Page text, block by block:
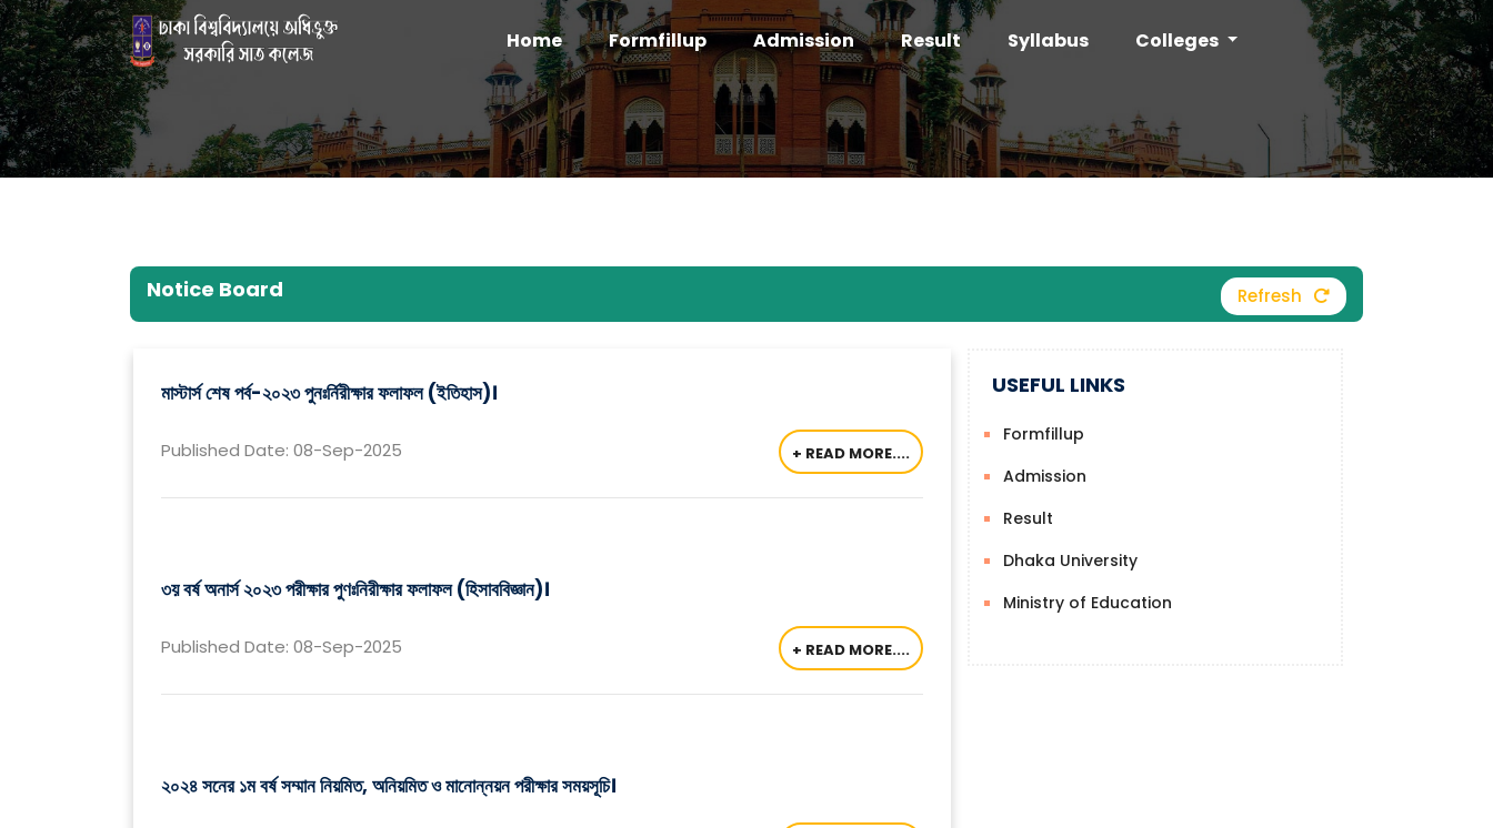
Home Formfillup Admission Result Syllabus Colleges
Notice Board Refresh
মাস্টার্স শেষ পর্ব-২০২৩ পুনঃর্নিরীক্ষার ফলাফল (ইতিহাস)।
Published Date: 08-Sep-2025 + READ MORE....
৩য় বর্ষ অনার্স ২০২৩ পরীক্ষার পুণঃনিরীক্ষার ফলাফল (হিসাববিজ্ঞান)।
Published Date: 08-Sep-2025 + READ MORE....
২০২৪ সনের ১ম বর্ষ সম্মান নিয়মিত, অনিয়মিত ও মানোন্নয়ন পরীক্ষার সময়সূচি।
USEFUL LINKS
Formfillup
Admission
Result
Dhaka University
Ministry of Education